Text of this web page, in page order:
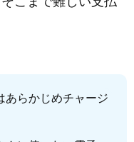
あらかじめチャージ